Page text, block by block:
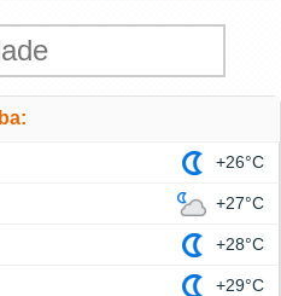
+26°C
+27°C
+28°C
+29°C